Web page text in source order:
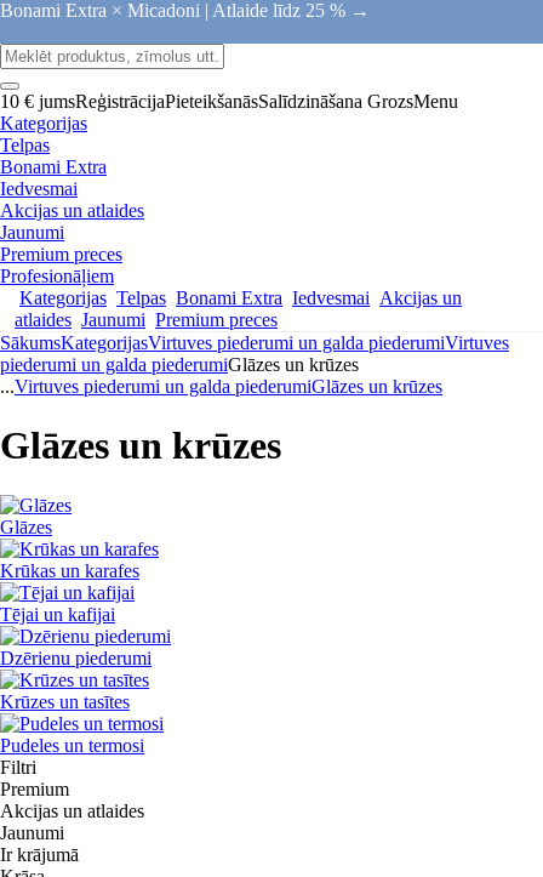
Bonami Extra × Micadoni | Atlaide līdz 25 % →
10 € jumsReģistrācijaPieteikšanāsSalīdzināšana GrozsMenu
Kategorijas
Telpas
Bonami Extra
Iedvesmai
Akcijas un atlaides
Jaunumi
Premium preces
Profesionāļiem
Kategorijas Telpas Bonami Extra Iedvesmai Akcijas un
atlaides Jaunumi Premium preces
SākumsKategorijasVirtuves piederumi un galda piederumiVirtuves
piederumi un galda piederumiGlāzes un krūzes
...Virtuves piederumi un galda piederumiGlāzes un krūzes
Glāzes un krūzes
Glāzes
Krūkas un karafes
Tējai un kafijai
Dzērienu piederumi
Krūzes un tasītes
Pudeles un termosi
Filtri
Premium
Akcijas un atlaides
Jaunumi
Ir krājumā